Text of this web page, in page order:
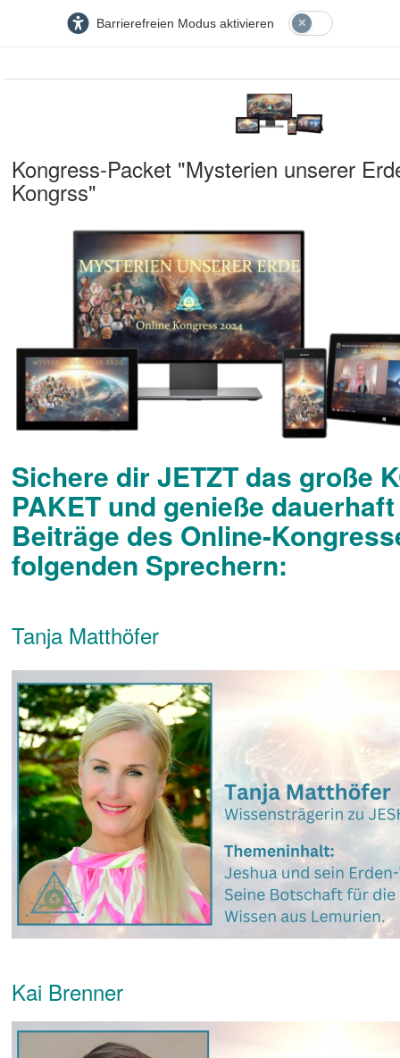
Barrierefreien Modus aktivieren
Kongress-Packet "Mysterien unserer
Kongrss"
Sichere dir JETZT das große
PAKET und genieße
Beiträge des Online-
folgenden Sprechern:
Tanja Matthöfer
Kai Brenner